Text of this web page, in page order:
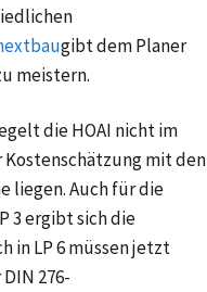
gibt dem Planer
meistern.
die HOAI nicht im
Kostenschätzung mit den
liegen. Auch für die
3 ergibt sich die
in LP 6 müssen jetzt
276-